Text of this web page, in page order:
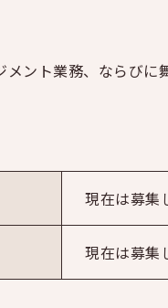
ント業務、ならび
現在は募集
現在は募集